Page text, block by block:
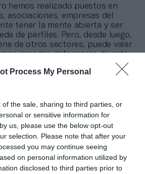
Process My Personal
of the sale, sharing to third parties, or
or sensitive information for
us, please use the below opt-out
selection. Please note that after your
you may continue seeing
on personal information utilized by
disclosed to third parties prior to
hemos realizado puestos en
asociaciones, empresas del
tener la mente abierta y ser
de perfiles. Pero, desde luego,
de otros sectores, puede valer
grandes defensores de esta
de la Gran Dimisión. ¿Está
liberal y abierto como puede ser
En estos lugares, perfiles
brillantes pueden
sus empresas para pensar o
sabiendo que la vuelta a
En nuestro país,
este ejemplo concreto, tenemos